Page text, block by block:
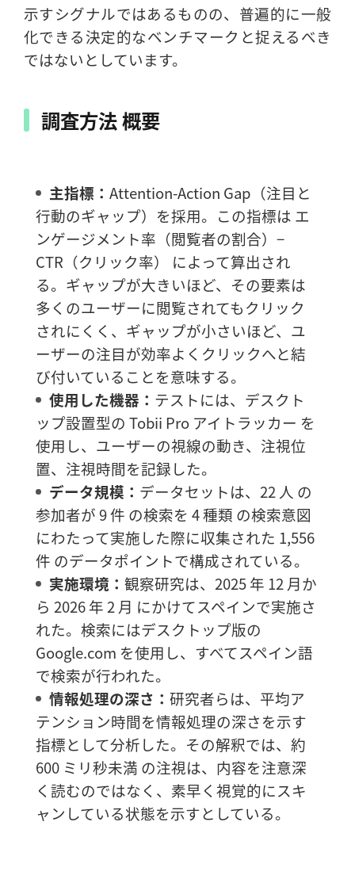
示すシグナルではあるものの、普遍的に一般
化できる決定的なベンチマークと捉えるべき
ではないとしています。
調査方法 概要
主指標： Attention-Action Gap（注目と
行動のギャップ）を採用。この指標は エ
ンゲージメント率（閲覧者の割合）−
CTR（クリック率） によって算出され
る。ギャップが大きいほど、その要素は
多くのユーザーに閲覧されてもクリック
されにくく、ギャップが小さいほど、ユ
ーザーの注目が効率よくクリックへと結
び付いていることを意味する。
使用した機器： テストには、デスクト
ップ設置型の Tobii Pro アイトラッカー を
使用し、ユーザーの視線の動き、注視位
置、注視時間を記録した。
データ規模： データセットは、22 人 の
参加者が 9 件 の検索を 4 種類 の検索意図
にわたって実施した際に収集された 1,556
件 のデータポイントで構成されている。
実施環境： 観察研究は、2025 年 12 月か
ら 2026 年 2 月 にかけてスペインで実施さ
れた。検索にはデスクトップ版の
Google.com を使用し、すべてスペイン語
で検索が行われた。
情報処理の深さ： 研究者らは、平均ア
テンション時間を情報処理の深さを示す
指標として分析した。その解釈では、約
600 ミリ秒未満 の注視は、内容を注意深
く読むのではなく、素早く視覚的にスキ
ャンしている状態を示すとしている。